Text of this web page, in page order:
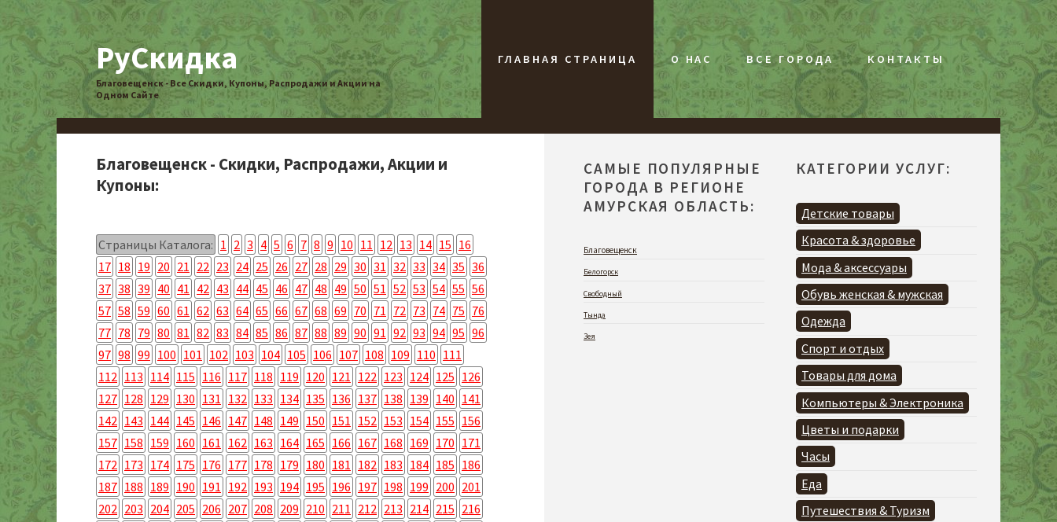
РуСкидка
Благовещенск - Все Скидки, Купоны, Распродажи и Акции на
Одном Сайте
ГЛАВНАЯ СТРАНИЦА О НАС ВСЕ ГОРОДА КОНТАКТЫ
Благовещенск - Скидки, Распродажи, Акции и
Купоны:
Страницы Каталога: 1 2 3 4 5 6 7 8 9 10 11 12 13 14 15 16
17 18 19 20 21 22 23 24 25 26 27 28 29 30 31 32 33 34 35 36
37 38 39 40 41 42 43 44 45 46 47 48 49 50 51 52 53 54 55 56
57 58 59 60 61 62 63 64 65 66 67 68 69 70 71 72 73 74 75 76
77 78 79 80 81 82 83 84 85 86 87 88 89 90 91 92 93 94 95 96
97 98 99 100 101 102 103 104 105 106 107 108 109 110 111
112 113 114 115 116 117 118 119 120 121 122 123 124 125 126
127 128 129 130 131 132 133 134 135 136 137 138 139 140 141
142 143 144 145 146 147 148 149 150 151 152 153 154 155 156
157 158 159 160 161 162 163 164 165 166 167 168 169 170 171
172 173 174 175 176 177 178 179 180 181 182 183 184 185 186
187 188 189 190 191 192 193 194 195 196 197 198 199 200 201
202 203 204 205 206 207 208 209 210 211 212 213 214 215 216
САМЫЕ ПОПУЛЯРНЫЕ
ГОРОДА В РЕГИОНЕ
АМУРСКАЯ ОБЛАСТЬ:
Благовещенск
Белогорск
Свободный
Тында
Зея
КАТЕГОРИИ УСЛУГ:
Детские товары
Красота & здоровье
Мода & аксессуары
Обувь женская & мужская
Одежда
Спорт и отдых
Товары для дома
Компьютеры & Электроника
Цветы и подарки
Часы
Еда
Путешествия & Туризм